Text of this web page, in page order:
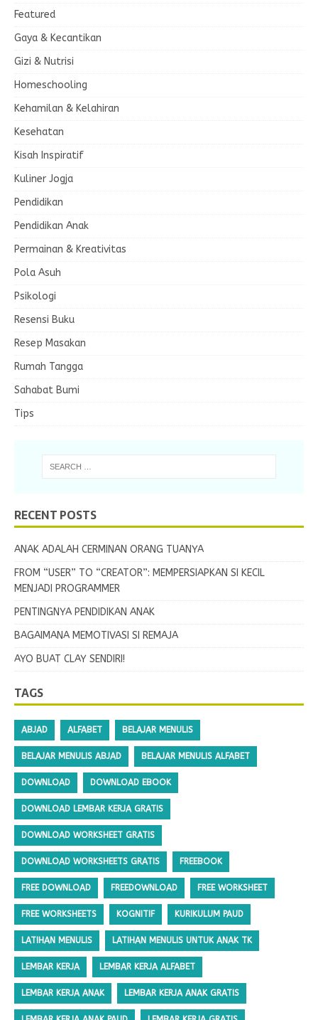
Featured
Gaya & Kecantikan
Gizi & Nutrisi
Homeschooling
Kehamilan & Kelahiran
Kesehatan
Kisah Inspiratif
Kuliner Jogja
Pendidikan
Pendidikan Anak
Permainan & Kreativitas
Pola Asuh
Psikologi
Resensi Buku
Resep Masakan
Rumah Tangga
Sahabat Bumi
Tips
RECENT POSTS
ANAK ADALAH CERMINAN ORANG TUANYA
FROM “USER” TO “CREATOR”: MEMPERSIAPKAN SI KECIL
MENJADI PROGRAMMER
PENTINGNYA PENDIDIKAN ANAK
BAGAIMANA MEMOTIVASI SI REMAJA
AYO BUAT CLAY SENDIRI!
TAGS
ABJAD ALFABET BELAJAR MENULIS
BELAJAR MENULIS ABJAD BELAJAR MENULIS ALFABET
DOWNLOAD DOWNLOAD EBOOK
DOWNLOAD LEMBAR KERJA GRATIS
DOWNLOAD WORKSHEET GRATIS
DOWNLOAD WORKSHEETS GRATIS FREEBOOK
FREE DOWNLOAD FREEDOWNLOAD FREE WORKSHEET
FREE WORKSHEETS KOGNITIF KURIKULUM PAUD
LATIHAN MENULIS LATIHAN MENULIS UNTUK ANAK TK
LEMBAR KERJA LEMBAR KERJA ALFABET
LEMBAR KERJA ANAK LEMBAR KERJA ANAK GRATIS